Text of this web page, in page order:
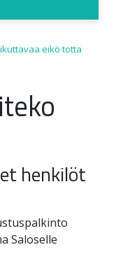
eikö totta
henkilöt
Saloselle